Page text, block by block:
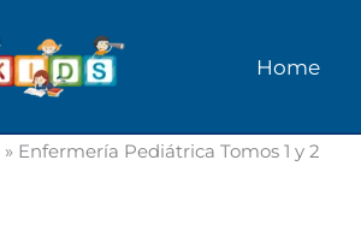
Home
» Enfermería Pediátrica Tomos 1 y 2